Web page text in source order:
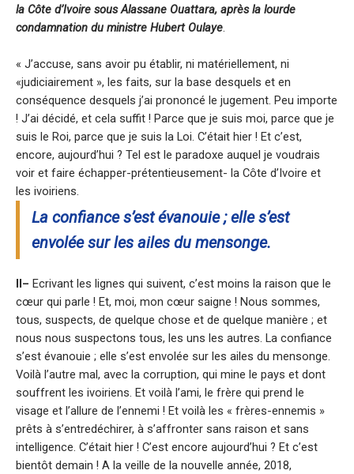
la Côte d’Ivoire sous Alassane Ouattara, après la lourde
condamnation du ministre Hubert Oulaye.
« J’accuse, sans avoir pu établir, ni matériellement, ni
«judiciairement », les faits, sur la base desquels et en
conséquence desquels j’ai prononcé le jugement. Peu importe
! J’ai décidé, et cela suffit ! Parce que je suis moi, parce que je
suis le Roi, parce que je suis la Loi. C’était hier ! Et c’est,
encore, aujourd’hui ? Tel est le paradoxe auquel je voudrais
voir et faire échapper-prétentieusement- la Côte d’Ivoire et
les ivoiriens.
La confiance s’est évanouie ; elle s’est
envolée sur les ailes du mensonge.
II– Ecrivant les lignes qui suivent, c’est moins la raison que le
cœur qui parle ! Et, moi, mon cœur saigne ! Nous sommes,
tous, suspects, de quelque chose et de quelque manière ; et
nous nous suspectons tous, les uns les autres. La confiance
s’est évanouie ; elle s’est envolée sur les ailes du mensonge.
Voilà l’autre mal, avec la corruption, qui mine le pays et dont
souffrent les ivoiriens. Et voilà l’ami, le frère qui prend le
visage et l’allure de l’ennemi ! Et voilà les « frères-ennemis »
prêts à s’entredéchirer, à s’affronter sans raison et sans
intelligence. C’était hier ! C’est encore aujourd’hui ? Et c’est
bientôt demain ! A la veille de la nouvelle année, 2018,